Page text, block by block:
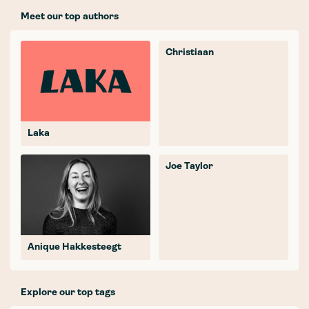
Meet our top authors
Laka
Christiaan
Anique Hakkesteegt
Joe Taylor
Explore our top tags